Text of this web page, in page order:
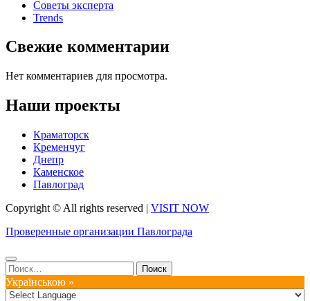
Советы эксперта
Trends
Свежие комментарии
Нет комментариев для просмотра.
Наши проекты
Краматорск
Кременчуг
Днепр
Каменское
Павлоград
Copyright © All rights reserved | VISIT NOW
Проверенные организации Павлограда
Найти:
Українською »